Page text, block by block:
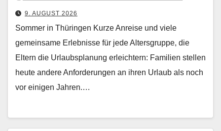
9. AUGUST 2026
Sommer in Thüringen Kurze Anreise und viele
gemein­same Erleb­nisse für jede Alters­gruppe, die
Eltern die Urlaub­s­pla­nung erle­ichtern: Fam­i­lien stellen
heute andere Anforderun­gen an ihren Urlaub als noch
vor eini­gen Jahren.…